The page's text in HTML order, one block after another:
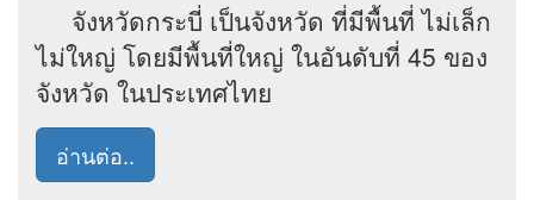
จังหวัดกระบี่ เป็นจังหวัด ที่มีพื้นที่ ไม่เล็ก
ไม่ใหญ่ โดยมีพื้นที่ใหญ่ ในอันดับที่ 45 ของ
จังหวัด ในประเทศไทย
อ่านต่อ..